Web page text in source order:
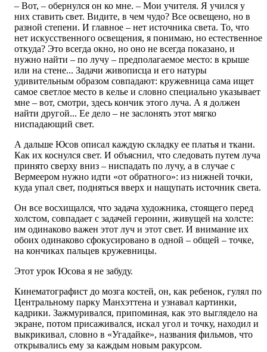
– Вот, – обернулся он ко мне. – Мои учителя. Я учился у
них ставить свет. Видите, в чем чудо? Все освещено, но в
разной степени. И главное – нет источника света. То, что
нет искусственного освещения, я понимаю, но естественное
откуда? Это всегда окно, но оно не всегда показано, и
нужно найти – по лучу – предполагаемое место: в крыше
или на стене... Задачи живописца и его натуры
удивительным образом совпадают: кружевница сама ищет
самое светлое место в келье и словно специально указывает
мне – вот, смотри, здесь кончик этого луча. А я должен
найти другой... Ее дело – не заслонять этот мягко
ниспадающий свет.
А дальше Юсов описал каждую складку ее платья и ткани.
Как их коснулся свет. И объяснил, что следовать путем луча
принято сверху вниз – ниспадать по лучу, а в случае с
Вермеером нужно идти «от обратного»: из нижней точки,
куда упал свет, подняться вверх и нащупать источник света.
Он все восхищался, что задача художника, стоящего перед
холстом, совпадает с задачей героини, живущей на холсте:
им одинаково важен этот луч и этот свет. И внимание их
обоих одинаково сфокусировано в одной – общей – точке,
на кончиках пальцев кружевницы.
Этот урок Юсова я не забуду.
Кинематографист до мозга костей, он, как ребенок, гулял по
Центральному парку Манхэттена и узнавал картинки,
кадрики. Зажмуривался, припоминая, как это выглядело на
экране, потом присаживался, искал угол и точку, находил и
выкрикивал, словно в «Угадайке», названия фильмов, что
открывались ему за каждым новым ракурсом.